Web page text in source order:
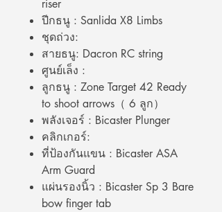
riser
ปีกธนู : Sanlida X8 Limbs
ชุดถ่วง:
สายธนู: Dacron RC string
ศูนย์เล็ง :
ลูกธนู : Zone Target 42 Ready
to shoot arrows（ 6 ลูก）
พลังเจอร์ : Bicaster Plunger
คลิกเกอร์:
ที่ป้องกันแขน : Bicaster ASA
Arm Guard
แผ่นรองนิ้ว : Bicaster Sp 3 Bare
bow finger tab